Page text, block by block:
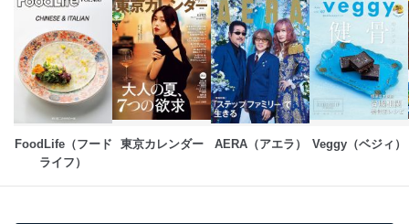
善し、常に最良の状態を維持します。
苦情及び相談受付け窓口
貴殿の個人情報及び当社の個人情報保護マネジメントシ
ステムに関するご相談及び苦情については以下までご連
絡ください。
適切、かつ迅速に対応させていただきます。
株式会社富士山マガジンサービス 個人情報問い合わせ
FoodLife（フード
ライフ）
東京カレンダー AERA（アエラ） Veggy（ベジィ）